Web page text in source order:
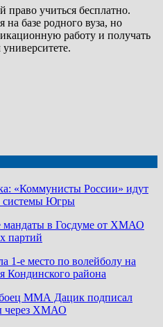
право учиться бесплатно.
базе родного вуза, но
работу и получать
«Коммунисты России» идут
системы Югры
мандаты в Госдуме от ХМАО
партий
1-е место по волейболу на
Кондинского района
ММА Дацик подписал
через ХМАО